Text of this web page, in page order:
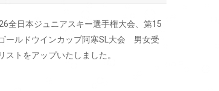
全日本ジュニアスキー選手権大会、第15
ールドウインカップ阿寒SL大会 男女受
ストをアップいたしました。